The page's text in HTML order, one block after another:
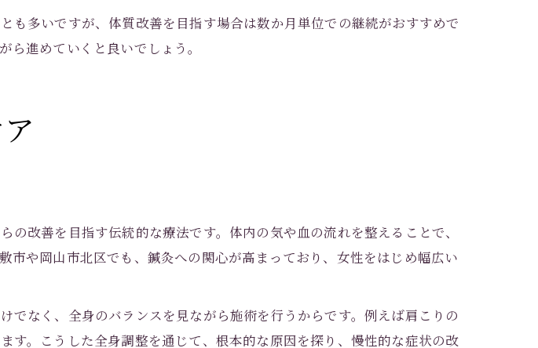
多いですが、体質改善を目指す場合は数か月単位での継続がおすすめで
進めていくと良いでしょう。
改善を目指す伝統的な療法です。体内の気や血の流れを整えることで、
や岡山市北区でも、鍼灸への関心が高まっており、女性をはじめ幅広い
なく、全身のバランスを見ながら施術を行うからです。例えば肩こりの
。こうした全身調整を通じて、根本的な原因を探り、慢性的な症状の改